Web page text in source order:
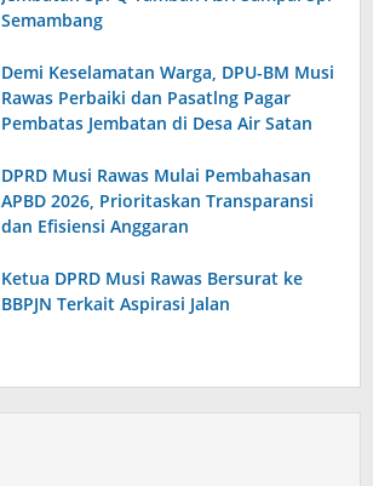
Semambang
Demi Keselamatan Warga, DPU-BM Musi
Rawas Perbaiki dan Pasatlng Pagar
Pembatas Jembatan di Desa Air Satan
DPRD Musi Rawas Mulai Pembahasan
APBD 2026, Prioritaskan Transparansi
dan Efisiensi Anggaran
Ketua DPRD Musi Rawas Bersurat ke
BBPJN Terkait Aspirasi Jalan